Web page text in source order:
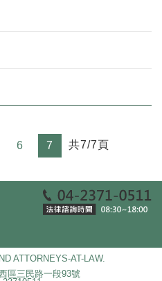
6 7 共7/7頁
ATTORNEYS-AT-LAW.
區三民路一段93號